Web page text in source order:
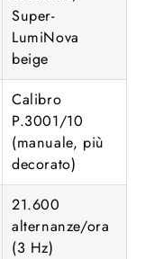
Super-
LumiNova
beige
Calibro
P.3001/10
(manuale, più
decorato)
21.600
alternanze/ora
(3 Hz)